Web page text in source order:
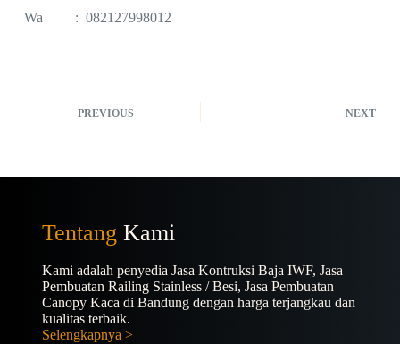
Wa : 082127998012
PREVIOUS NEXT
Tentang Kami
Kami adalah penyedia Jasa Kontruksi Baja IWF, Jasa
Pembuatan Railing Stainless / Besi, Jasa Pembuatan
Canopy Kaca di Bandung dengan harga terjangkau dan
kualitas terbaik.
Selengkapnya >